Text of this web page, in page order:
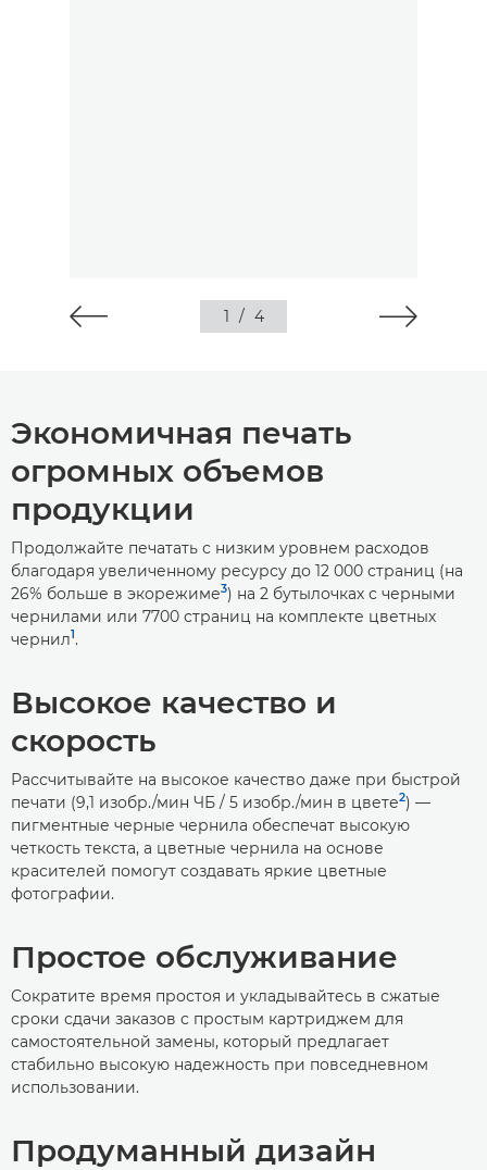
1 / 4
Экономичная печать
огромных объемов
продукции
Продолжайте печатать с низким уровнем расходов
благодаря увеличенному ресурсу до 12 000 страниц (на
26% больше в экорежиме3) на 2 бутылочках с черными
чернилами или 7700 страниц на комплекте цветных
чернил1.
Высокое качество и
скорость
Рассчитывайте на высокое качество даже при быстрой
печати (9,1 изобр./мин ЧБ / 5 изобр./мин в цвете2) —
пигментные черные чернила обеспечат высокую
четкость текста, а цветные чернила на основе
красителей помогут создавать яркие цветные
фотографии.
Простое обслуживание
Сократите время простоя и укладывайтесь в сжатые
сроки сдачи заказов с простым картриджем для
самостоятельной замены, который предлагает
стабильно высокую надежность при повседневном
использовании.
Продуманный дизайн